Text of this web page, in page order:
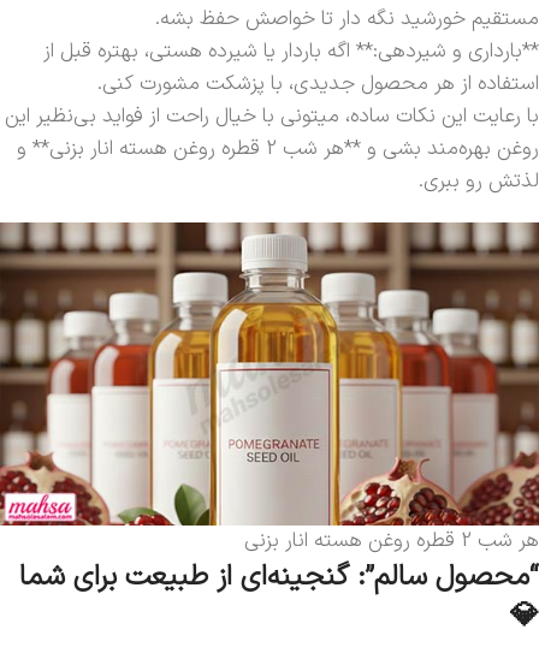
مستقیم خورشید نگه دار تا خواصش حفظ بشه.
**بارداری و شیردهی:** اگه باردار یا شیرده هستی، بهتره قبل از
استفاده از هر محصول جدیدی، با پزشکت مشورت کنی.
با رعایت این نکات ساده، میتونی با خیال راحت از فواید بی‌نظیر این
روغن بهره‌مند بشی و **هر شب 2 قطره روغن هسته انار بزنی** و
لذتش رو ببری.
هر شب 2 قطره روغن هسته انار بزنی
“محصول سالم”: گنجینه‌ای از طبیعت برای شما
💎